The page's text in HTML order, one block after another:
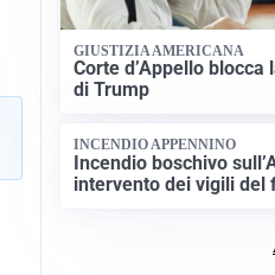
GIUSTIZIA AMERICANA
Corte d’Appello
di Trump
INCENDIO APPENNINO
Incendio boschivo
intervento dei vigili del